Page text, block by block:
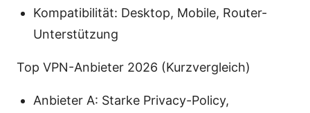
Kompatibilität: Desktop, Mobile, Router-
Unterstützung
Top VPN-Anbieter 2026 (Kurzvergleich)
Anbieter A: Starke Privacy-Policy,